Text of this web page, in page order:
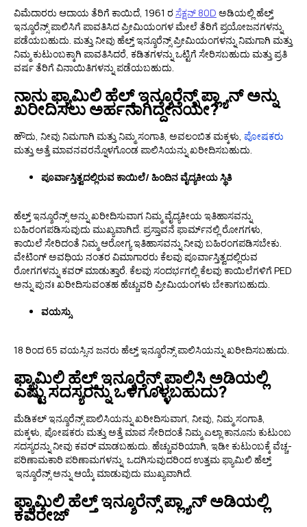
ವಿಮೆದಾರರು ಆದಾಯ ತೆರಿಗೆ ಕಾಯಿದೆ, 1961 ರ ಸೆಕ್ಷನ್ 80D ಅಡಿಯಲ್ಲಿ ಹೆಲ್ತ್
ಇನ್ಶೂರೆನ್ಸ್ ಪಾಲಿಸಿಗೆ ಪಾವತಿಸಿದ ಪ್ರೀಮಿಯಂಗಳ ಮೇಲೆ ತೆರಿಗೆ ಪ್ರಯೋಜನಗಳನ್ನು
ಪಡೆಯಬಹುದು. ಮತ್ತು ನೀವು ಹೆಲ್ತ್ ಇನ್ಶೂರೆನ್ಸ್ ಪ್ರೀಮಿಯಂಗಳನ್ನು ನಿಮಗಾಗಿ ಮತ್ತು
ನಿಮ್ಮ ಕುಟುಂಬಕ್ಕಾಗಿ ಪಾವತಿಸಿದರೆ, ಕಡಿತಗಳನ್ನು ಒಟ್ಟಿಗೆ ಸೇರಿಸಬಹುದು ಮತ್ತು ಪ್ರತಿ
ವರ್ಷ ತೆರಿಗೆ ವಿನಾಯಿತಿಗಳನ್ನು ಪಡೆಯಬಹುದು.
ನಾನು ಫ್ಯಾಮಿಲಿ ಹೆಲ್ತ್ ಇನ್ಶೂರೆನ್ಸ್ ಪ್ಲ್ಯಾನ್ ಅನ್ನು
ಖರೀದಿಸಲು ಅರ್ಹನಾಗಿದ್ದೇನೆಯೇ?
ಹೌದು, ನೀವು ನಿಮಗಾಗಿ ಮತ್ತು ನಿಮ್ಮ ಸಂಗಾತಿ, ಅವಲಂಬಿತ ಮಕ್ಕಳು, ಪೋಷಕರು
ಮತ್ತು ಅತ್ತೆ ಮಾವನವರನ್ನೊಳಗೊಂಡ ಪಾಲಿಸಿಯನ್ನು ಖರೀದಿಸಬಹುದು.
ಪೂರ್ವಾಸ್ತಿತ್ವದಲ್ಲಿರುವ ಕಾಯಿಲೆ/ ಹಿಂದಿನ ವೈದ್ಯಕೀಯ ಸ್ಥಿತಿ
ಹೆಲ್ತ್ ಇನ್ಶೂರೆನ್ಸ್ ಅನ್ನು ಖರೀದಿಸುವಾಗ ನಿಮ್ಮ ವೈದ್ಯಕೀಯ ಇತಿಹಾಸವನ್ನು
ಬಹಿರಂಗಪಡಿಸುವುದು ಮುಖ್ಯವಾಗಿದೆ. ಪ್ರಸ್ತಾವನೆ ಫಾರ್ಮ್‌ನಲ್ಲಿ ರೋಗಗಳು,
ಕಾಯಿಲೆ ಸೇರಿದಂತೆ ನಿಮ್ಮ ಆರೋಗ್ಯ ಇತಿಹಾಸವನ್ನು ನೀವು ಬಹಿರಂಗಪಡಿಸಬೇಕು.
ವೇಟಿಂಗ್ ಅವಧಿಯ ನಂತರ ವಿಮಾಗಾರರು ಕೆಲವು ಪೂರ್ವಾಸ್ತಿತ್ವದಲ್ಲಿರುವ
ರೋಗಗಳನ್ನು ಕವರ್ ಮಾಡುತ್ತಾರೆ. ಕೆಲವು ಸಂದರ್ಭಗಲ್ಲಿ ಕೆಲವು ಕಾಯಿಲೆಗಳಿಗೆ PED
ಅನ್ನು ಪುನಃ ಖರೀದಿಸುವಂತಹ ಹೆಚ್ಚುವರಿ ಪ್ರೀಮಿಯಂಗಳು ಬೇಕಾಗಬಹುದು.
ವಯಸ್ಸು
18 ರಿಂದ 65 ವಯಸ್ಸಿನ ಜನರು ಹೆಲ್ತ್ ಇನ್ಶೂರೆನ್ಸ್ ಪಾಲಿಸಿಯನ್ನು ಖರೀದಿಸಬಹುದು.
ಫ್ಯಾಮಿಲಿ ಹೆಲ್ತ್ ಇನ್ಶೂರೆನ್ಸ್ ಪಾಲಿಸಿ ಅಡಿಯಲ್ಲಿ
ಎಷ್ಟು ಸದಸ್ಯರನ್ನು ಒಳಗೊಳ್ಳಬಹುದು?
ಮೆಡಿಕಲ್ ಇನ್ಶೂರೆನ್ಸ್ ಪಾಲಿಸಿಯನ್ನು ಖರೀದಿಸುವಾಗ, ನೀವು, ನಿಮ್ಮ ಸಂಗಾತಿ,
ಮಕ್ಕಳು, ಪೋಷಕರು ಮತ್ತು ಅತ್ತೆ ಮಾವ ಸೇರಿದಂತೆ ನಿಮ್ಮ ಎಲ್ಲಾ ಕಾನೂನು ಕುಟುಂಬ
ಸದಸ್ಯರನ್ನು ನೀವು ಕವರ್ ಮಾಡಬಹುದು. ಹೆಚ್ಚುವರಿಯಾಗಿ, ಇಡೀ ಕುಟುಂಬಕ್ಕೆ ವೆಚ್ಚ-
ಪರಿಣಾಮಕಾರಿ ಪರಿಣಾಮಗಳನ್ನು ಒದಗಿಸುವುದರಿಂದ ಉತ್ತಮ ಫ್ಯಾಮಿಲಿ ಹೆಲ್ತ್
ಇನ್ಶೂರೆನ್ಸ್ ಅನ್ನು ಆಯ್ಕೆ ಮಾಡುವುದು ಮುಖ್ಯವಾಗಿದೆ.
ಫ್ಯಾಮಿಲಿ ಹೆಲ್ತ್ ಇನ್ಶೂರೆನ್ಸ್ ಪ್ಲ್ಯಾನ್ ಅಡಿಯಲ್ಲಿ
ಕವರೇಜ್